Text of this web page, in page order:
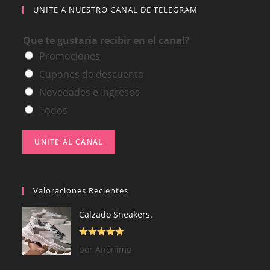
UNITE A NUESTRO CANAL DE TELEGRAM
Que te gustaria recibir en el canal?
Promociones
Cupones de descuento
Novedades e Ingresos
Todos
UNITE AL CANAL
Valoraciones Recientes
Calzado Sneakers.
Valorado con
por Anónimo